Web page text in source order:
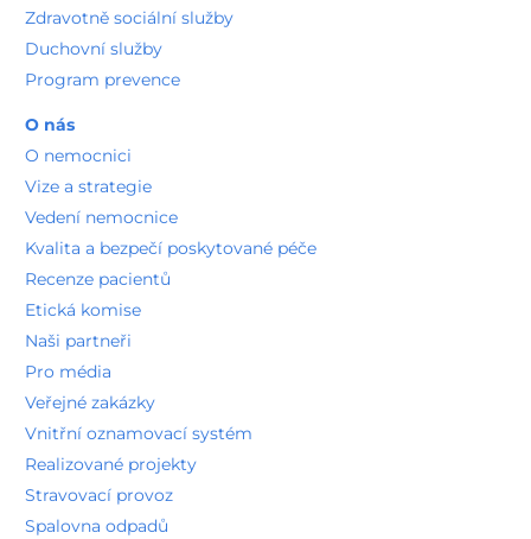
Zdravotně sociální služby
Duchovní služby
Program prevence
O nás
O nemocnici
Vize a strategie
Vedení nemocnice
Kvalita a bezpečí poskytované péče
Recenze pacientů
Etická komise
Naši partneři
Pro média
Veřejné zakázky
Vnitřní oznamovací systém
Realizované projekty
Stravovací provoz
Spalovna odpadů